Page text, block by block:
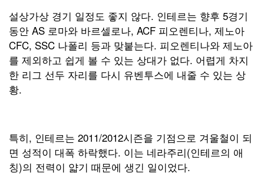
설상가상 경기 일정도 좋지 않다. 인테르는 향후 5경기
동안 AS 로마와 바르셀로나, ACF 피오렌티나, 제노아
CFC, SSC 나폴리 등과 맞붙는다. 피오렌티나와 제노아
를 제외하고 쉽게 볼 수 있는 상대가 없다. 어렵게 차지
한 리그 선두 자리를 다시 유벤투스에 내줄 수 있는 상
황.
특히, 인테르는 2011/2012시즌을 기점으로 겨울철이 되
면 성적이 대폭 하락했다. 이는 네라주리(인테르의 애
칭)의 전력이 얇기 때문에 생긴 일이었다.